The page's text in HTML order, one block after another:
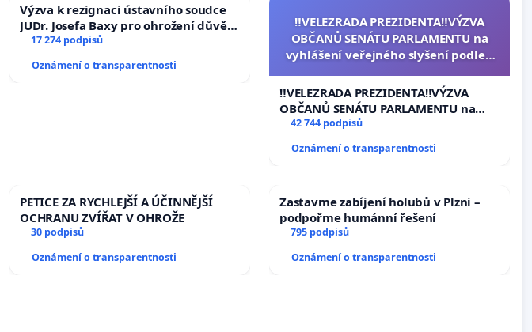
Výzva k rezignaci ústavního soudce
JUDr. Josefa Baxy pro ohrožení důvěry
ve spravedlivý proces
17 274 podpisů
Oznámení o transparentnosti
‼️VELEZRADA PREZIDENTA‼️VÝZVA
OBČANŮ SENÁTU PARLAMENTU na
vyhlášení veřejného slyšení podle §
na přijetí usnesení k podání ústavní
žaloby na prezidenta republiky
‼️VELEZRADA PREZIDENTA‼️VÝZVA
OBČANŮ SENÁTU PARLAMENTU na
vyhlášení veřejného slyšení podle §
na přijetí usnesení k podání ústavní
42 744 podpisů
Oznámení o transparentnosti
PETICE ZA RYCHLEJŠÍ A ÚČINNĚJŠÍ
OCHRANU ZVÍŘAT V OHROŽE
30 podpisů
Oznámení o transparentnosti
Zastavme zabíjení holubů v Plzni –
podpořme humánní řešení
795 podpisů
Oznámení o transparentnosti